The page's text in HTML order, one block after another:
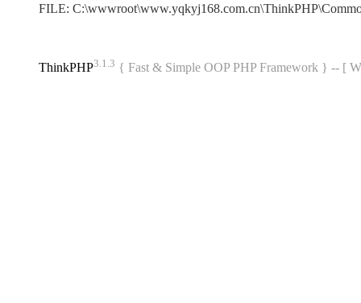
FILE:
ThinkPHP3.1.3 { Fast & Simple OOP PHP Framework } -- [